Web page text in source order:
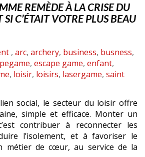
REMÈDE À LA CRISE DU
SI C’ÉTAIT VOTRE PLUS BEAU
, arc, archery, business, busness,
, escape game, enfant,
, loisir, loisirs, lasergame, saint
social, le secteur du loisir offre
simple et efficace. Monter un
contribuer à reconnecter les
l’isolement, et à favoriser le
métier de cœur, au service de la